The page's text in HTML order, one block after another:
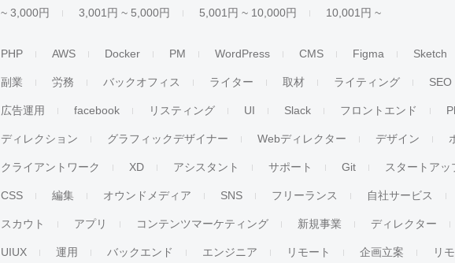
~ 3,000円 3,001円 ~ 5,000円 5,001円 ~ 10,000円 10,001円 ~
PHP AWS Docker PM WordPress CMS Figma Sketch
副業 労務 バックオフィス ライター 取材 ライティング SEO
広告運用 facebook リスティング UI Slack フロントエンド
ディレクション グラフィックデザイナー Webディレクター デザイン
クライアントワーク XD アシスタント サポート Git スタートアッ
CSS 編集 オウンドメディア SNS フリーランス 自社サービス
スカウト アプリ コンテンツマーケティング 新規事業 ディレクター
UIUX 運用 バックエンド エンジニア リモート 企画立案 リ